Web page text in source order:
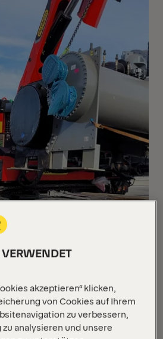
des alten
akzeptieren“ klicken,
von Cookies auf Ihrem
zu verbessern,
analysieren und unsere